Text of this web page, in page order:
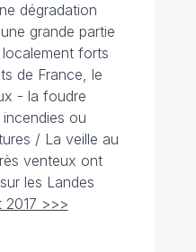
dégradation
grande partie
forts
de France, le
- la foudre
ou
/ La veille au
venteux ont
les Landes
2017 >>>